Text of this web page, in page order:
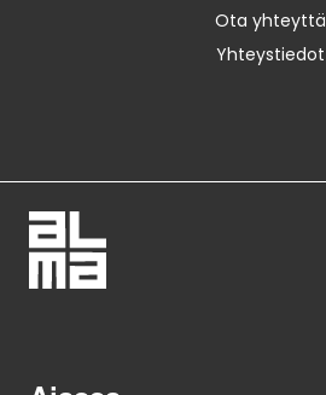
Ota yhteyttä
Yhteystiedot